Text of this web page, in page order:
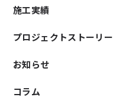
施工実績
プロジェクトストーリー
お知らせ
コラム